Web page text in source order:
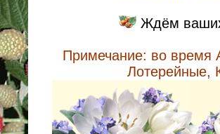
Ждём
Примечание: во время
Лотерейные,